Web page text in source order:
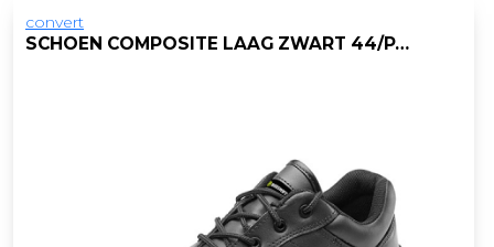
convert
SCHOEN COMPOSITE LAAG ZWART 44/PAAR